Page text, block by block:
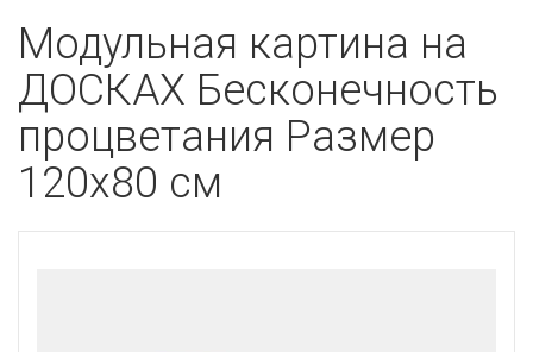
Модульная картина на
ДОСКАХ Бесконечность
процветания Размер
120х80 см